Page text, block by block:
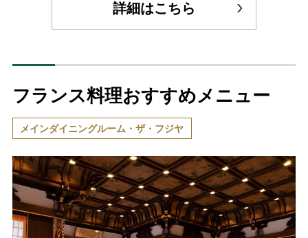
詳細はこちら
フランス料理おすすめメニュー
メインダイニングルーム・ザ・フジヤ